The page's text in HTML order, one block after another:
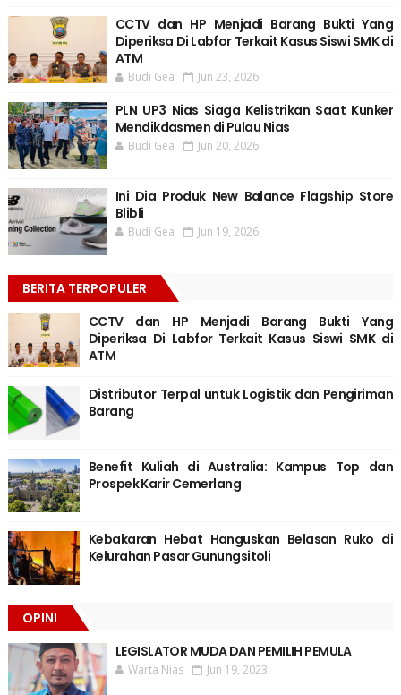
CCTV dan HP Menjadi Barang Bukti Yang
Diperiksa Di Labfor Terkait Kasus Siswi SMK di
ATM
Budi Gea Jun 23, 2026
PLN UP3 Nias Siaga Kelistrikan Saat Kunker
Mendikdasmen di Pulau Nias
Budi Gea Jun 20, 2026
Ini Dia Produk New Balance Flagship Store
Blibli
Budi Gea Jun 19, 2026
BERITA TERPOPULER
CCTV dan HP Menjadi Barang Bukti Yang
Diperiksa Di Labfor Terkait Kasus Siswi SMK di
ATM
Distributor Terpal untuk Logistik dan Pengiriman
Barang
Benefit Kuliah di Australia: Kampus Top dan
Prospek Karir Cemerlang
Kebakaran Hebat Hanguskan Belasan Ruko di
Kelurahan Pasar Gunungsitoli
OPINI
LEGISLATOR MUDA DAN PEMILIH PEMULA
Warta Nias Jun 19, 2023